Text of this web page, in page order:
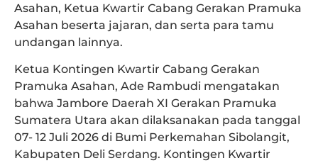
Asahan, Ketua Kwartir Cabang Gerakan Pramuka
Asahan beserta jajaran, dan serta para tamu
undangan lainnya.
Ketua Kontingen Kwartir Cabang Gerakan
Pramuka Asahan, Ade Rambudi mengatakan
bahwa Jambore Daerah XI Gerakan Pramuka
Sumatera Utara akan dilaksanakan pada tanggal
07- 12 Juli 2026 di Bumi Perkemahan Sibolangit,
Kabupaten Deli Serdang. Kontingen Kwartir